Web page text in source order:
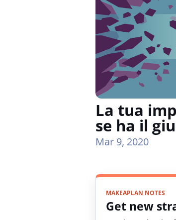
La tua
se ha il
Mar 9, 2020
MAKEAPLAN NOTES
Get new